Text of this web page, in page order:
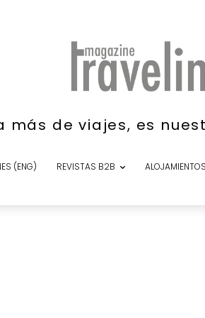
más de viajes, es
(ENG) REVISTAS B2B ALOJAMIENTOS